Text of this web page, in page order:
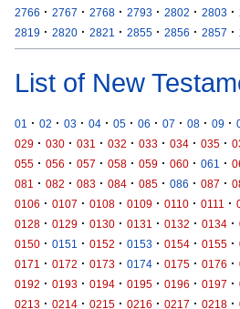
2766 · 2767 · 2768 · 2793 · 2802 · 2803 ·
2819 · 2820 · 2821 · 2855 · 2856 · 2857 ·
List of New
01 · 02 · 03 · 04 · 05 · 06 · 07 · 08 · 09 ·
029 · 030 · 031 · 032 · 033 · 034 · 035 ·
055 · 056 · 057 · 058 · 059 · 060 · 061 ·
081
· 082 · 083 · 084 · 085 · 086 · 087 ·
0106 · 0107 · 0108 · 0109 · 0110 · 0111 ·
0128 · 0129 · 0130 · 0131 · 0132 · 0134 ·
0150 · 0151 · 0152 · 0153 · 0154 · 0155 ·
0171
· 0172 · 0173 · 0174 · 0175 · 0176 ·
0192 · 0193 · 0194 · 0195 · 0196 · 0197 ·
0213 · 0214 · 0215 · 0216 · 0217 · 0218 ·